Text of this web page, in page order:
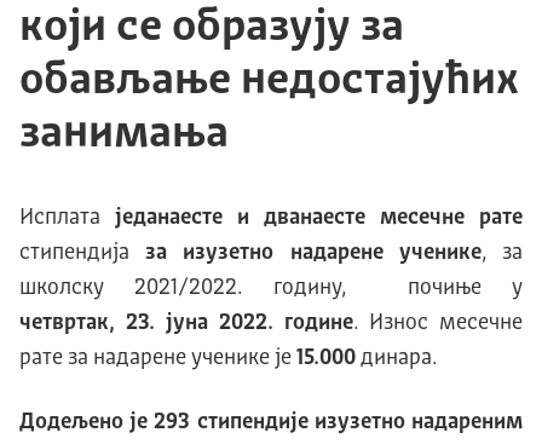
који се образују за
обављање недостајућих
занимања
Исплата једанаесте и дванаесте месечне рате
стипендијаза изузетно надарене ученике, за
школску 2021/2022. годину, почиње у
четвртак, 23. јуна 2022. године. Износ месечне
рате за надарене ученике је 15.000 динара.
Додељено је 293 стипендије изузетно надареним